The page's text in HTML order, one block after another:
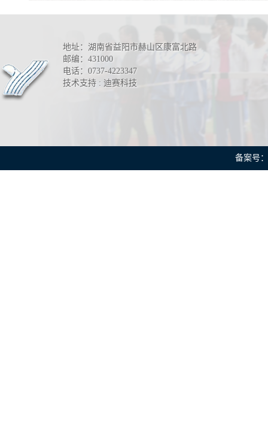
地址：湖南省益阳市赫山区康富北路
邮编：431000
电话：0737-4223347
技术支持 : 迪赛科技
备案号